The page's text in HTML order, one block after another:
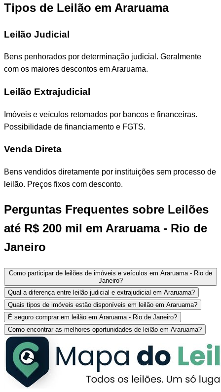
Tipos de Leilão em Araruama
Leilão Judicial
Bens penhorados por determinação judicial. Geralmente
com os maiores descontos em Araruama.
Leilão Extrajudicial
Imóveis e veículos retomados por bancos e financeiras.
Possibilidade de financiamento e FGTS.
Venda Direta
Bens vendidos diretamente por instituições sem processo de
leilão. Preços fixos com desconto.
Perguntas Frequentes sobre Leilões
até R$ 200 mil em Araruama - Rio de
Janeiro
Como participar de leilões de imóveis e veículos em Araruama - Rio de
Janeiro?
Qual a diferença entre leilão judicial e extrajudicial em Araruama?
Quais tipos de imóveis estão disponíveis em leilão em Araruama?
É seguro comprar em leilão em Araruama - Rio de Janeiro?
Como encontrar as melhores oportunidades de leilão em Araruama?